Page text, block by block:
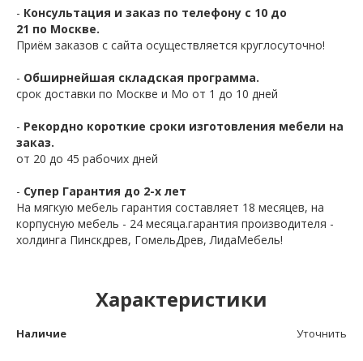
- Консультация и заказ по телефону с 10 до
21 по Москве.
Приём заказов с сайта осуществляется круглосуточно!
- Обширнейшая складская программа.
срок доставки по Москве и Мо от 1 до 10 дней
- Рекордно короткие сроки изготовления мебели на
заказ.
от 20 до 45 рабочих дней
- Супер Гарантия до 2-х лет
На мягкую мебель гарантия составляет 18 месяцев, на
корпусную мебель - 24 месяца.гарантия производителя -
холдинга Пинскдрев, ГомельДрев, ЛидаМебель!
Характеристики
Наличие Уточнить